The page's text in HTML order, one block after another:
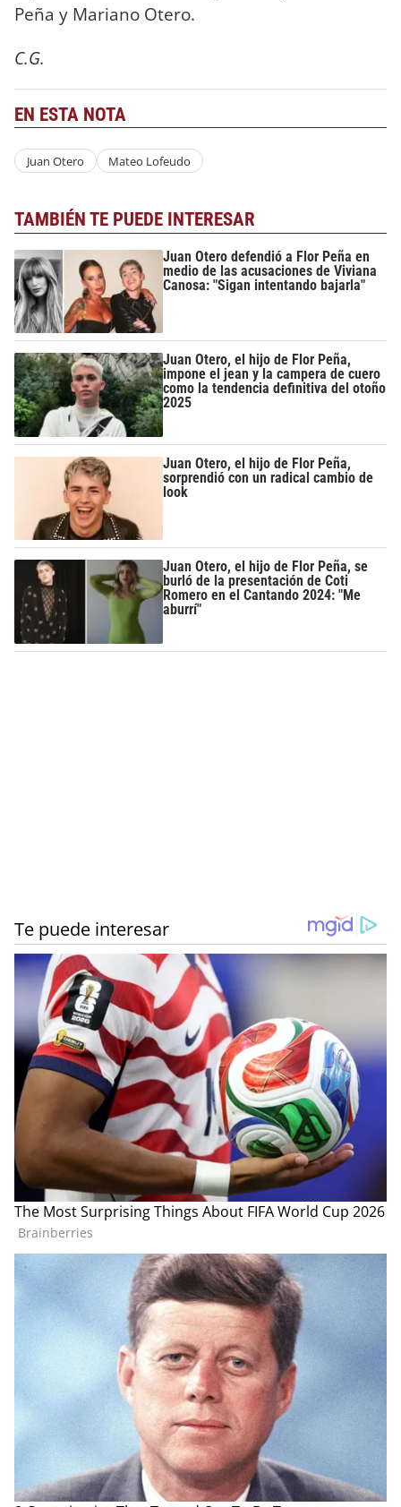
Peña y Mariano Otero.
C.G.
EN ESTA NOTA
Juan Otero Mateo Lofeudo
TAMBIÉN TE PUEDE INTERESAR
Juan Otero defendió a Flor Peña en
medio de las acusaciones de Viviana
Canosa: "Sigan intentando bajarla"
Juan Otero, el hijo de Flor Peña,
impone el jean y la campera de cuero
como la tendencia definitiva del otoño
2025
Juan Otero, el hijo de Flor Peña,
sorprendió con un radical cambio de
look
Juan Otero, el hijo de Flor Peña, se
burló de la presentación de Coti
Romero en el Cantando 2024: "Me
aburrí"